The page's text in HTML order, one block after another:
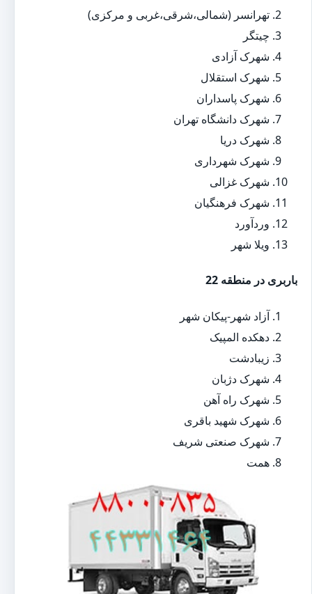
تهرانسر (شمالی،شرقی،غربی و مرکزی)
چیتگر
شهرک آزادی
شهرک استقلال
شهرک پاسداران
شهرک دانشگاه تهران
شهرک دریا
شهرک شهرداری
شهرک غزالی
شهرک فرهنگیان
وردآورد
ویلا شهر
باربری در منطقه 22
آزاد شهر-پیکان شهر
دهکده المپیک
زیبادشت
شهرک دژبان
شهرک راه آهن
شهرک شهید باقری
شهرک صنعتی شریف
همت